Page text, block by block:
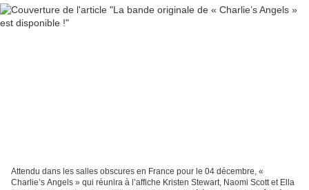
Attendu dans les salles obscures en France pour le 04 décembre, «
Charlie’s Angels » qui réunira à l’affiche Kristen Stewart, Naomi Scott et Ella